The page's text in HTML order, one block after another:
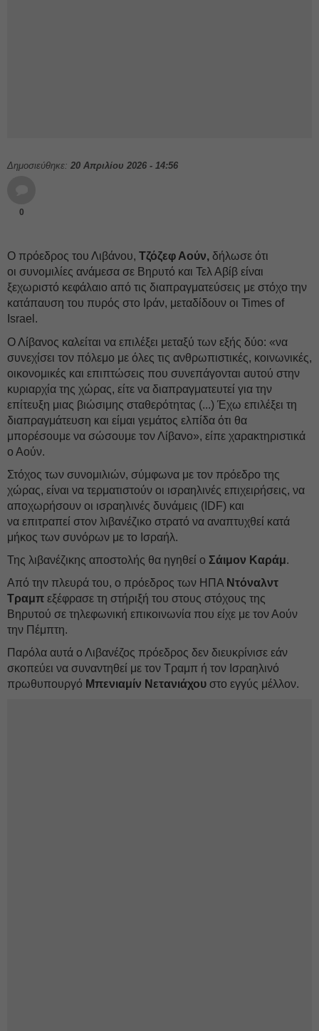
Δημοσιεύθηκε: 20 Απριλίου 2026 - 14:56
0
Ο πρόεδρος του Λιβάνου, Τζόζεφ Αούν, δήλωσε ότι
οι συνομιλίες ανάμεσα σε Βηρυτό και Τελ Αβίβ είναι
ξεχωριστό κεφάλαιο από τις διαπραγματεύσεις με στόχο την
κατάπαυση του πυρός στο Ιράν, μεταδίδουν οι Times of
Israel.
Ο Λίβανος καλείται να επιλέξει μεταξύ των εξής δύο: «να
συνεχίσει τον πόλεμο με όλες τις ανθρωπιστικές, κοινωνικές,
οικονομικές και επιπτώσεις που συνεπάγονται αυτού στην
κυριαρχία της χώρας, είτε να διαπραγματευτεί για την
επίτευξη μιας βιώσιμης σταθερότητας (...) Έχω επιλέξει τη
διαπραγμάτευση και είμαι γεμάτος ελπίδα ότι θα
μπορέσουμε να σώσουμε τον Λίβανο», είπε χαρακτηριστικά
ο Αούν.
Στόχος των συνομιλιών, σύμφωνα με τον πρόεδρο της
χώρας, είναι να τερματιστούν οι ισραηλινές επιχειρήσεις, να
αποχωρήσουν οι ισραηλινές δυνάμεις (IDF) και
να επιτραπεί στον λιβανέζικο στρατό να αναπτυχθεί κατά
μήκος των συνόρων με το Ισραήλ.
Της λιβανέζικης αποστολής θα ηγηθεί ο Σάιμον Καράμ.
Από την πλευρά του, ο πρόεδρος των ΗΠΑ Ντόναλντ
Τραμπ εξέφρασε τη στήριξή του στους στόχους της
Βηρυτού σε τηλεφωνική επικοινωνία που είχε με τον Αούν
την Πέμπτη.
Παρόλα αυτά ο Λιβανέζος πρόεδρος δεν διευκρίνισε εάν
σκοπεύει να συναντηθεί με τον Τραμπ ή τον Ισραηλινό
πρωθυπουργό Μπενιαμίν Νετανιάχου στο εγγύς μέλλον.